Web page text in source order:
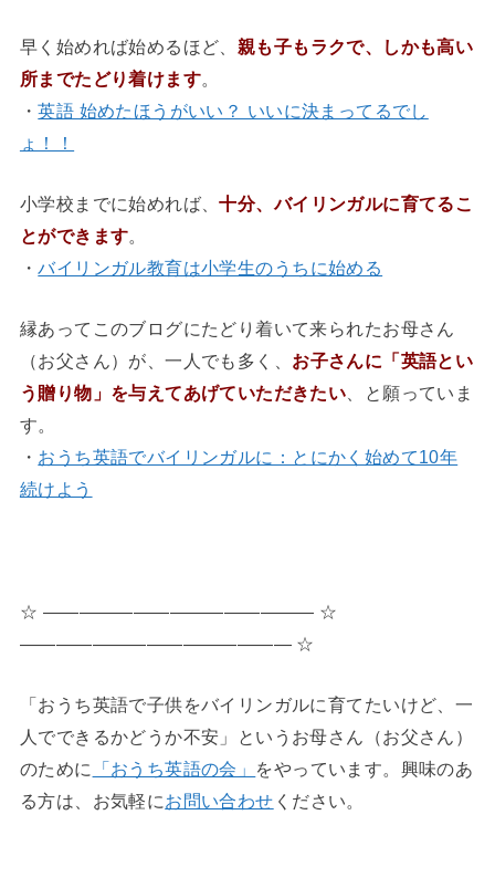
早く始めれば始めるほど、 親も子もラクで、しかも高い
所までたどり着けます。
・英語 始めたほうがいい？ いいに決まってるでし
ょ！！
小学校までに始めれば、十分、バイリンガルに育てるこ
とができます。
・バイリンガル教育は小学生のうちに始める
縁あってこのブログにたどり着いて来られたお母さん
（お父さん）が、一人でも多く、 お子さんに「英語とい
う贈り物」を与えてあげていただきたい 、と願っていま
す。
・ おうち英語でバイリンガルに：とにかく始めて10年
続けよう
☆ ――――――――――――――― ☆
――――――――――――――― ☆
「おうち英語で子供をバイリンガルに育てたいけど、一
人でできるかどうか不安」というお母さん（お父さん）
のために
「おうち英語の会」 をやっています。興味のあ
る方は、お気軽にお問い合わせ ください。